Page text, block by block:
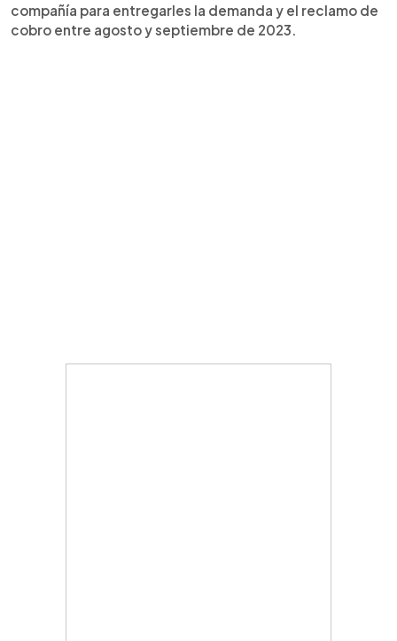
compañía para entregarles la demanda y el reclamo de
cobro entre agosto y septiembre de 2023.